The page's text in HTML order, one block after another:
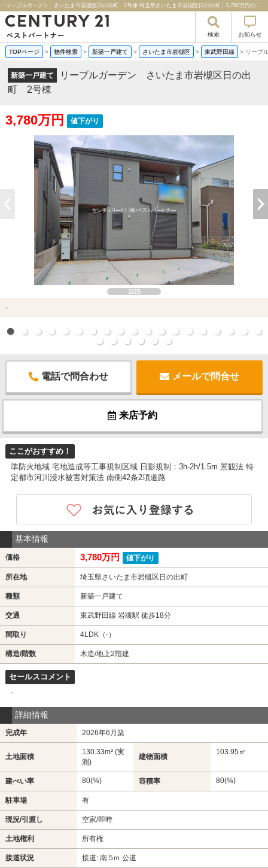
リーブルガーデン さいたま市岩槻区日の出町 2号棟 埼玉県さいたま市岩槻区日の出町｜3,780万円の新築一戸建て｜分譲住宅や新築物件｜センチュリー２１ベストパートナー
検索 お知らせ
TOPページ > 物件検索 > 新築一戸建て > さいたま市岩槻区 > 東武野田線 > リーブ
新築一戸建て
リーブルガーデン さいたま市岩槻区日の出
町 2号棟
3,780万円 値下がり
1/25
-
電話で問合わせ メールで問合せ
来店予約
ここがおすすめ！
準防火地域 宅地造成等工事規制区域 日影規制：3h-2h/1.5m 景観法 特
定都市河川浸水被害対策法 南側42条2項道路
基本情報
価格 3,780万円 値下がり
所在地 埼玉県さいたま市岩槻区日の出町
種類 新築一戸建て
交通 東武野田線 岩槻駅 徒歩18分
間取り 4LDK（-）
構造/階数 木造/地上2階建
セールスコメント
-
詳細情報
完成年 2026年6月築
土地面積
130.33m² (実
測)
建物面積
103.95㎡
建ぺい率 80(%) 容積率 80(%)
駐車場 有
現況/引渡し 空家/即時
土地権利 所有権
接道状況 接道: 南 5ｍ 公道